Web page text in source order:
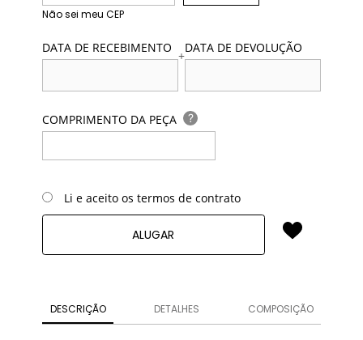
Não sei meu CEP
DATA DE RECEBIMENTO +DATA DE DEVOLUÇÃO
COMPRIMENTO DA PEÇA ?
Li e aceito os termos de contrato
ALUGAR
DESCRIÇÃO DETALHES COMPOSIÇÃO